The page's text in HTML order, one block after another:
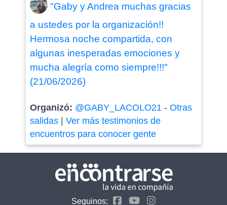
"Gaby y Andrea muchas gracias
a ustedes por la organización!!
Hermosa noche compartida, con
algunas inesperadas emociones y
mucha alegría como siempre!!!"
(21/06/2026)
Organizó: @GABY_LACOLO21- Otras
salidas| Ver más testimonios de
encuentros para conocer gente
Seguinos: